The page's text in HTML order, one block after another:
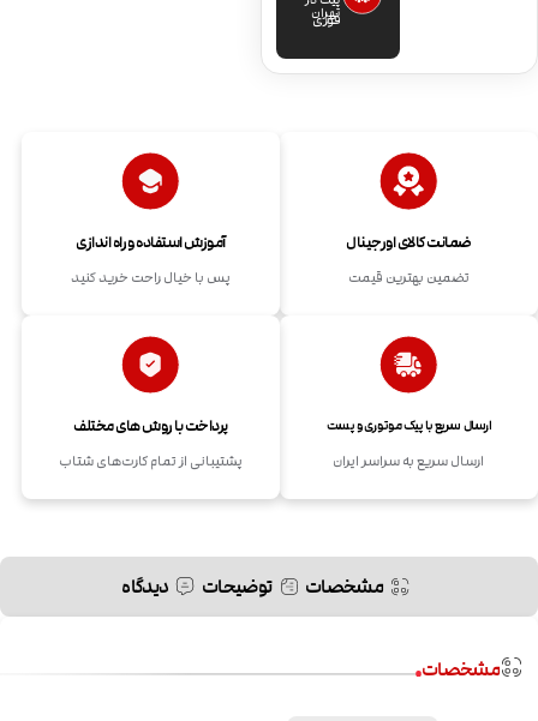
فوری
تهران
ضمانت کالای اورجینال
تضمین بهترین قیمت
آموزش استفاده و راه اندازی
پس با خیال راحت خرید کنید
ارسال سریع با پیک موتوری و پست
ارسال سریع به سراسر ایران
پرداخت با روش های مختلف
پشتیبانی از تمام کارت‌های شتاب
مشخصات توضیحات دیدگاه
مشخصات